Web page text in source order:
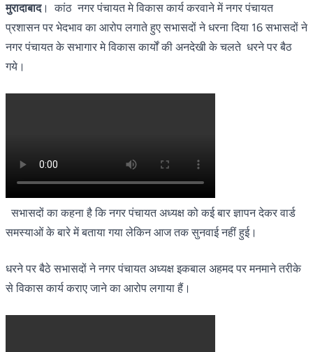
मुरादाबाद। कांठ नगर पंचायत मे विकास कार्य करवाने में नगर पंचायत
प्रशासन पर भेदभाव का आरोप लगाते हुए सभासदों ने धरना दिया 16 सभासदों ने
नगर पंचायत के सभागार मे विकास कार्यों की अनदेखी के चलते धरने पर बैठ
गये।
सभासदों का कहना है कि नगर पंचायत अध्यक्ष को कई बार ज्ञापन देकर वार्ड
समस्याओं के बारे में बताया गया लेकिन आज तक सुनवाई नहीं हुई।
धरने पर बैठे सभासदों ने नगर पंचायत अध्यक्ष इकबाल अहमद पर मनमाने तरीके
से विकास कार्य कराए जाने का आरोप लगाया हैं।